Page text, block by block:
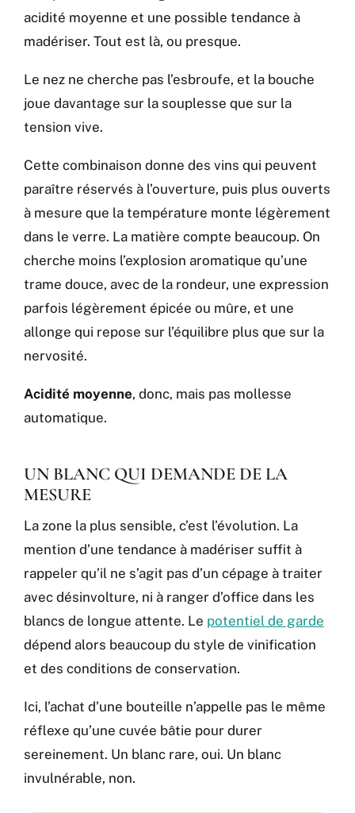
acidité moyenne et une possible tendance à
madériser. Tout est là, ou presque.
Le nez ne cherche pas l’esbroufe, et la bouche
joue davantage sur la souplesse que sur la
tension vive.
Cette combinaison donne des vins qui peuvent
paraître réservés à l’ouverture, puis plus ouverts
à mesure que la température monte légèrement
dans le verre. La matière compte beaucoup. On
cherche moins l’explosion aromatique qu’une
trame douce, avec de la rondeur, une expression
parfois légèrement épicée ou mûre, et une
allonge qui repose sur l’équilibre plus que sur la
nervosité.
Acidité moyenne, donc, mais pas mollesse
automatique.
UN BLANC QUI DEMANDE DE LA
MESURE
La zone la plus sensible, c’est l’évolution. La
mention d’une tendance à madériser suffit à
rappeler qu’il ne s’agit pas d’un cépage à traiter
avec désinvolture, ni à ranger d’office dans les
blancs de longue attente. Le potentiel de garde
dépend alors beaucoup du style de vinification
et des conditions de conservation.
Ici, l’achat d’une bouteille n’appelle pas le même
réflexe qu’une cuvée bâtie pour durer
sereinement. Un blanc rare, oui. Un blanc
invulnérable, non.